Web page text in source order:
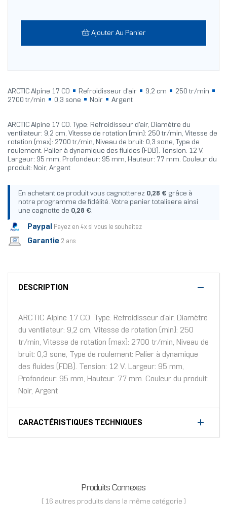
Ajouter Au Panier
ARCTIC Alpine 17 CO Refroidisseur d'air 9,2 cm
250 tr/min
2700 tr/min
0,3 sone Noir Argent
ARCTIC Alpine 17 CO. Type: Refroidisseur d'air, Diamètre du
ventilateur: 9,2 cm, Vitesse de rotation (min): 250 tr/min, Vitesse de
rotation (max): 2700 tr/min, Niveau de bruit: 0,3 sone, Type de
roulement: Palier à dynamique des fluides (FDB). Tension: 12 V.
Largeur: 95 mm, Profondeur: 95 mm, Hauteur: 77 mm. Couleur du
produit: Noir, Argent
En achetant ce produit vous cagnotterez 0,28 € grâce à
notre programme de fidélité. Votre panier totalisera ainsi
une cagnotte de 0,28 €.
Paypal Payez en 4x si vous le souhaitez
Garantie 2 ans
DESCRIPTION
ARCTIC Alpine 17 CO. Type: Refroidisseur d'air, Diamètre
du ventilateur: 9,2 cm, Vitesse de rotation (min): 250
tr/min, Vitesse de rotation (max): 2700 tr/min, Niveau de
bruit: 0,3 sone, Type de roulement: Palier à dynamique
des fluides (FDB). Tension: 12 V. Largeur: 95 mm,
Profondeur: 95 mm, Hauteur: 77 mm. Couleur du produit:
Noir, Argent
CARACTÉRISTIQUES TECHNIQUES
Produits Connexes
( 16 autres produits dans la même catégorie )